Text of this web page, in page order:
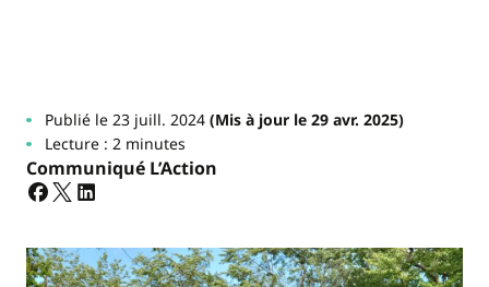
Publié le 23 juill. 2024(Mis à jour le 29 avr. 2025)
Lecture : 2 minutes
Communiqué L’Action